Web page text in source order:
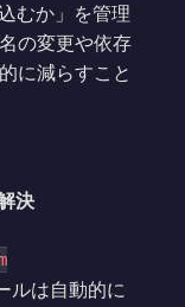
むか」を管理
の変更や依存
に減らすこと
決
ルは自動的に